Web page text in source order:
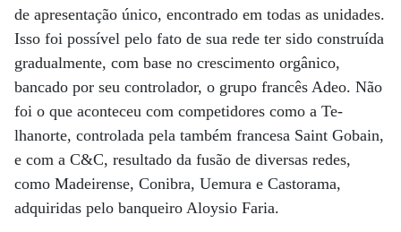
de apresentação único, encontrado em todas as unidades.
Isso foi possível pelo fato de sua rede ter sido construída
gradualmente, com base no crescimento orgânico,
bancado por seu controlador, o grupo francês Adeo. Não
foi o que acon­teceu com competidores como a Te­­
lhanorte, controlada pela também francesa Saint Gobain,
e com a C&C, resultado da fusão de diversas redes,
como Madeirense, Conibra, Uemura e Castorama,
adquiridas pelo banqueiro Aloysio Faria.